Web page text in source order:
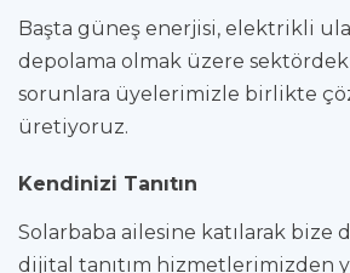
Başta güneş enerjisi, elektrikli
depolama olmak üzere
sorunlara üyelerimizle birlikte
üretiyoruz.
Kendinizi Tanıtın
Solarbaba ailesine katılarak bize
dijital tanıtım hizmetlerimizden